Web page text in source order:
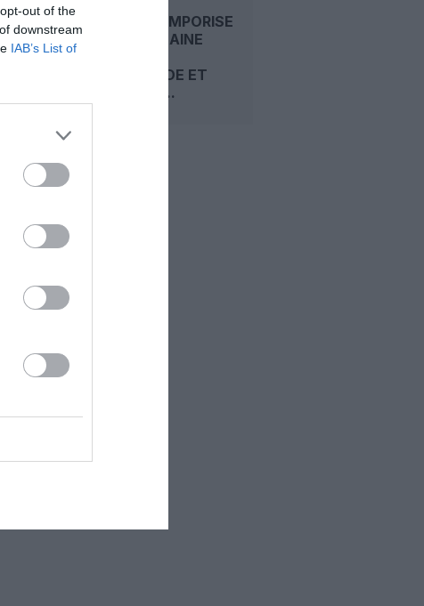
out of the
downstream
IAB’s List of
INDIGO TEMPORISE
SA PROCHAINE
COMMANDE ET
MISE SUR...